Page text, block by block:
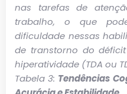
nas tarefas de
trabalho, o que
dificuldade nessas
de transtorno do
hiperatividade (TDA ou
Tabela 3: Tendências